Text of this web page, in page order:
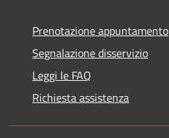
Prenotazione appuntamento
Segnalazione disservizio
Leggi le FAQ
Richiesta assistenza